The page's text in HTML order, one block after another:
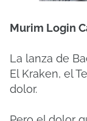
Murim Login
La lanza de
El Kraken, el
dolor.